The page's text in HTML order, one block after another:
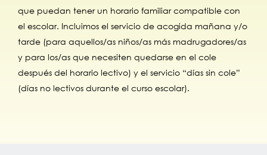
que puedan tener un horario familiar compatible con
el escolar. Incluimos el servicio de acogida mañana y/o
tarde (para aquellos/as niños/as más madrugadores/as
y para los/as que necesiten quedarse en el cole
después del horario lectivo) y el servicio “días sin cole”
(días no lectivos durante el curso escolar).